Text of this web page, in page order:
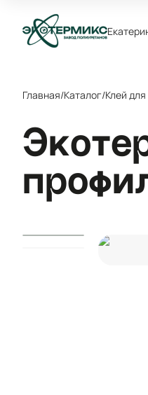
Главная/Каталог/Клей